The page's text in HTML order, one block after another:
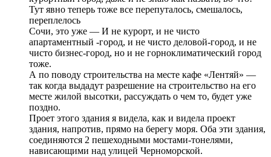
Тут явно теперь тоже все перепуталось, смешалось,
переплелось
Сочи, это уже — И не курорт, и не чисто
апартаментный -город, и не чисто деловой-город, и не
чисто бизнес-город, но и не горноклиматический город
тоже.
А по поводу строительства на месте кафе «Лентяй» —
так когда выдадут разрешение на строительство на его
месте жилой высотки, рассуждать о чем то, будет уже
поздно.
Проет этого здания я видела, как и видела проект
здания, напротив, прямо на берегу моря. Оба эти здания,
соединяются 2 пешеходными мостами-тонелями,
нависающими над улицей Черноморской.